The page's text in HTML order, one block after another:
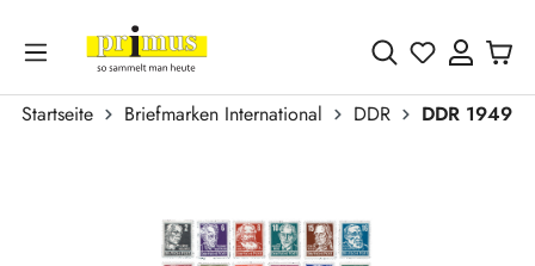
Zum Hauptinhalt springen
Du hast 0
Startseite Briefmarken International DDR
DDR 1949 -